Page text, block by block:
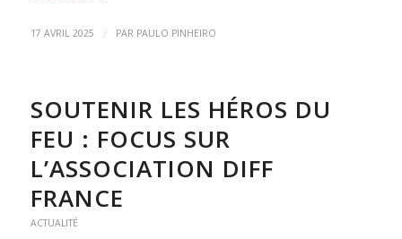
17 AVRIL 2025 / PAR PAULO PINHEIRO
SOUTENIR LES HÉROS DU
FEU : FOCUS SUR
L’ASSOCIATION DIFF
FRANCE
ACTUALITÉ